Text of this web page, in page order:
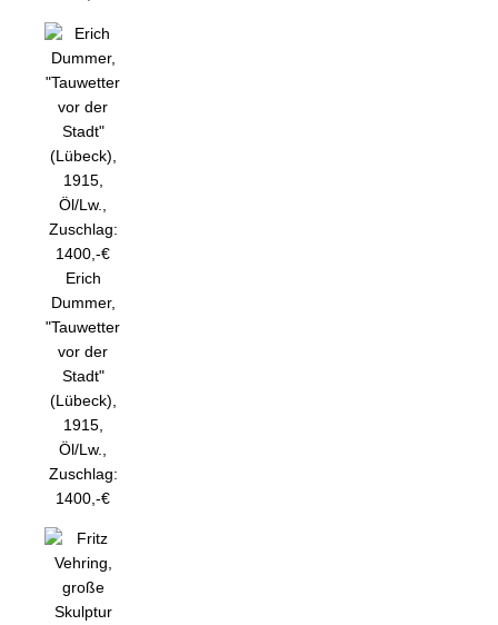
Erich
Dummer,
"Tauwetter
vor der
Stadt"
(Lübeck),
1915,
Öl/Lw.,
Zuschlag:
1400,-€